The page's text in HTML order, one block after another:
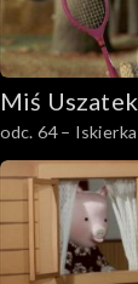
Miś Uszatek
odc. 64 – Iskierka